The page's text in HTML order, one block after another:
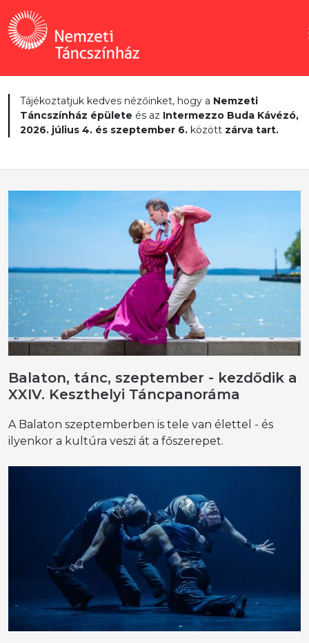
Tájékoztatjuk kedves nézőinket, hogy a Nemzeti
Táncszínház épülete és az Intermezzo Buda Kávézó,
2026. július 4. és szeptember 6. között zárva tart.
Balaton, tánc, szeptember - kezdődik a
XXIV. Keszthelyi Táncpanoráma
A Balaton szeptemberben is tele van élettel - és
ilyenkor a kultúra veszi át a főszerepet.